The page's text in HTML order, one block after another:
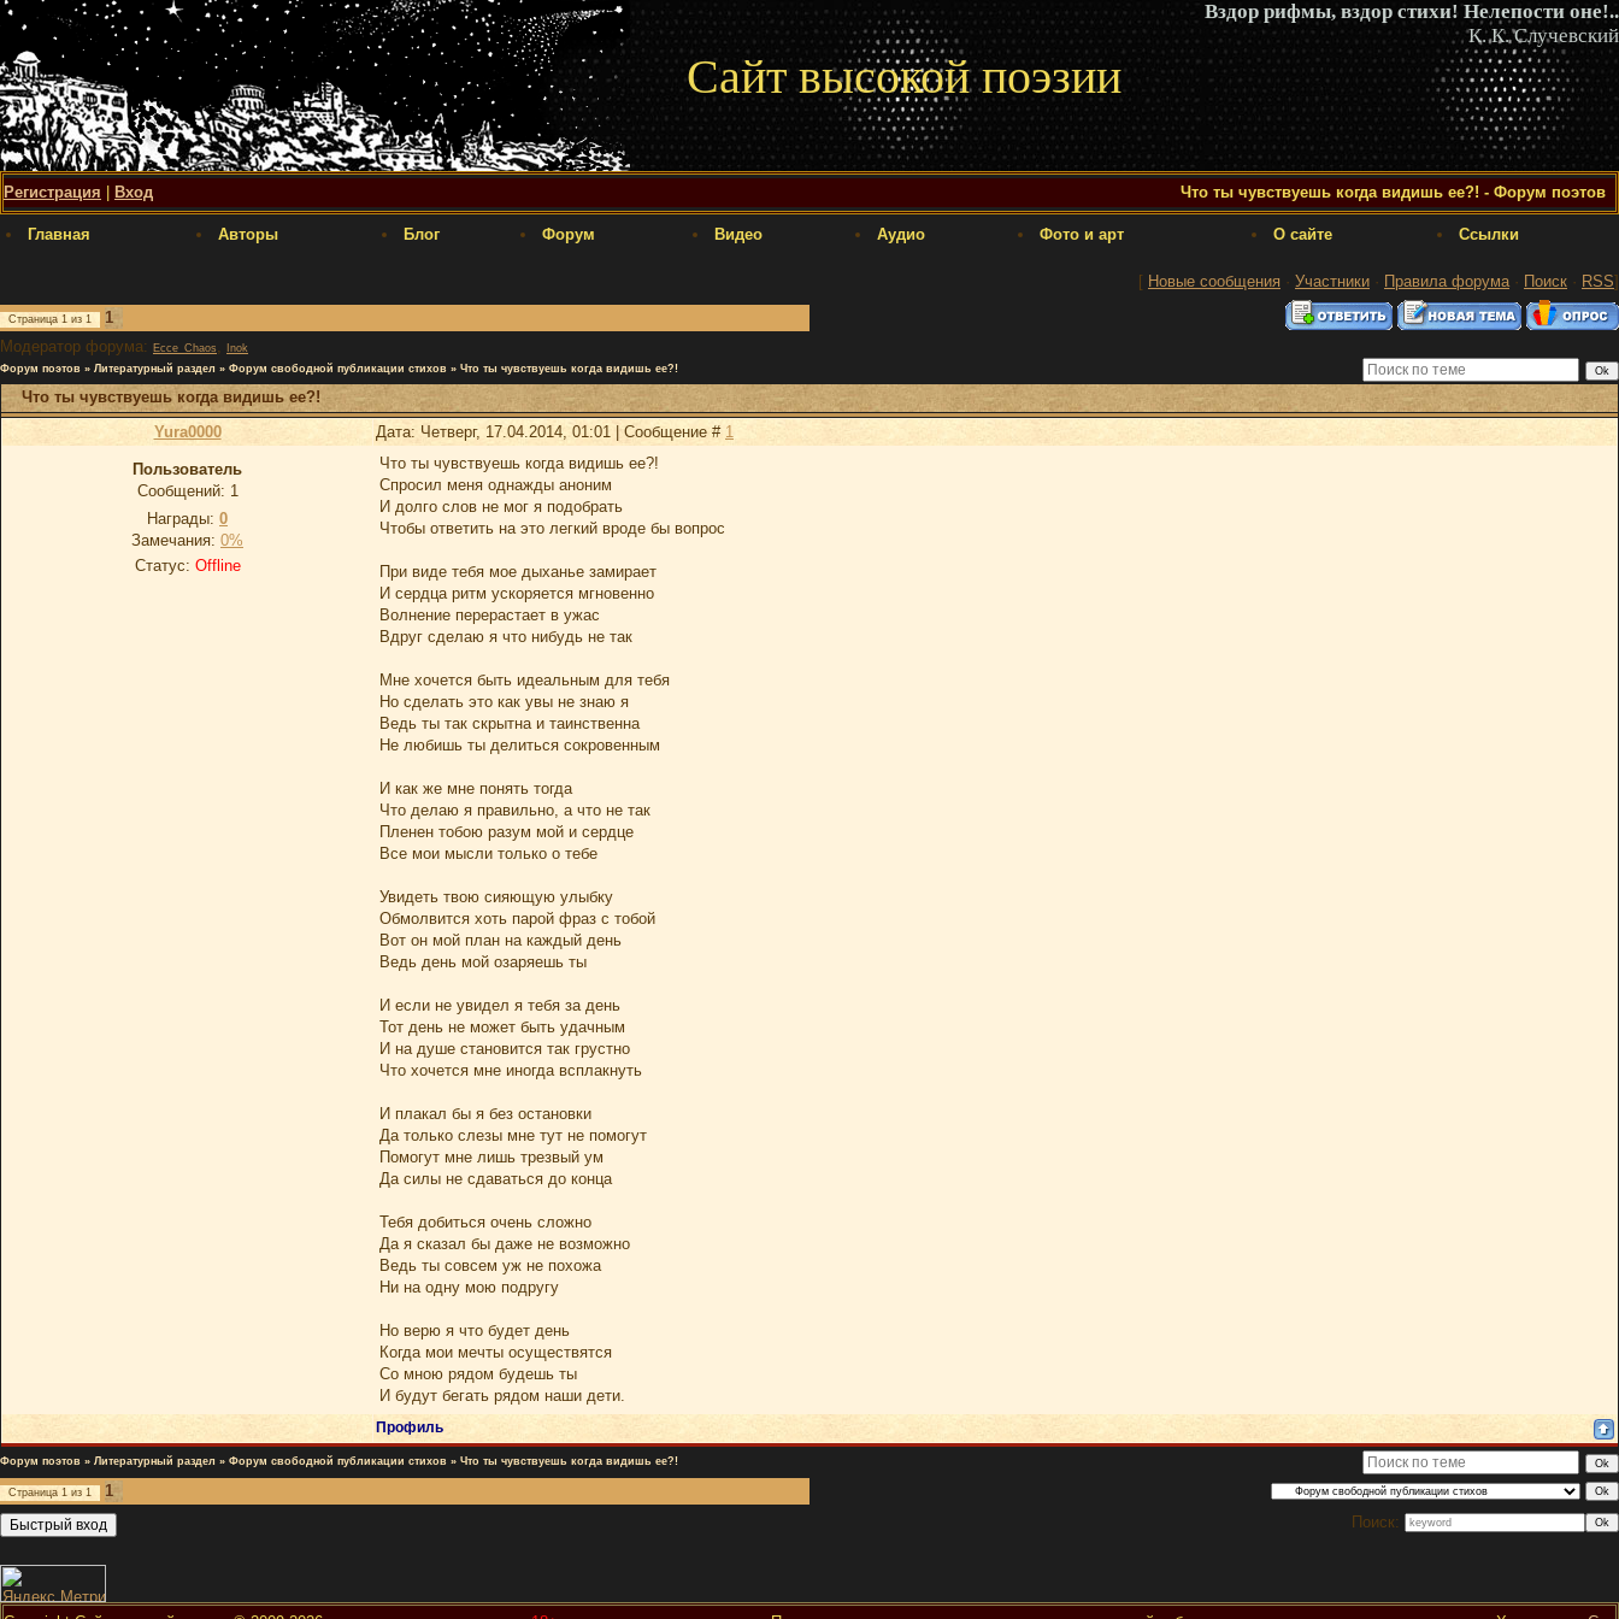
Вздор рифмы, вздор стихи! Нелепости оне!..
К. К. Случевский
Сайт высокой поэзии
Регистрация Вход Что ты чувствуешь когда видишь ее?! - Форум поэтов
Главная Авторы Блог Форум Видео Аудио Фото и арт О сайте Ссылки
[ Новые сообщения · Участники · Правила форума· Поиск · RSS]
Страница 1 из 1
1
Модератор форума: Ecce_Chaos ,
Inok
Форум поэтов » Литературный раздел » Форум свободной публикации стихов » Что ты чувствуешь когда видишь ее?!
Что ты чувствуешь когда видишь ее?!
Yura0000
Дата: Четверг, 17.04.2014, 01:01 | Сообщение # 1
Пользователь
Сообщений: 1
Награды: 0
Замечания: 0%
Статус: Offline
Что ты чувствуешь когда видишь ее?!
Спросил меня однажды аноним
И долго слов не мог я подобрать
Чтобы ответить на это легкий вроде бы вопрос
При виде тебя мое дыханье замирает
И сердца ритм ускоряется мгновенно
Волнение перерастает в ужас
Вдруг сделаю я что нибудь не так
Мне хочется быть идеальным для тебя
Но сделать это как увы не знаю я
Ведь ты так скрытна и таинственна
Не любишь ты делиться сокровенным
И как же мне понять тогда
Что делаю я правильно, а что не так
Пленен тобою разум мой и сердце
Все мои мысли только о тебе
Увидеть твою сияющую улыбку
Обмолвится хоть парой фраз с тобой
Вот он мой план на каждый день
Ведь день мой озаряешь ты
И если не увидел я тебя за день
Тот день не может быть удачным
И на душе становится так грустно
Что хочется мне иногда всплакнуть
И плакал бы я без остановки
Да только слезы мне тут не помогут
Помогут мне лишь трезвый ум
Да силы не сдаваться до конца
Тебя добиться очень сложно
Да я сказал бы даже не возможно
Ведь ты совсем уж не похожа
Ни на одну мою подругу
Но верю я что будет день
Когда мои мечты осуществятся
Со мною рядом будешь ты
И будут бегать рядом наши дети.
Профиль
Форум поэтов » Литературный раздел » Форум свободной публикации стихов » Что ты чувствуешь когда видишь ее?!
Страница 1 из 1
1
Поиск: